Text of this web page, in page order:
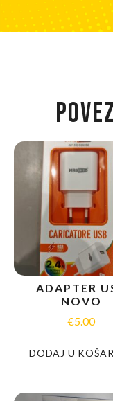
ADAPTER
NOVO
€5.00
DODAJ U